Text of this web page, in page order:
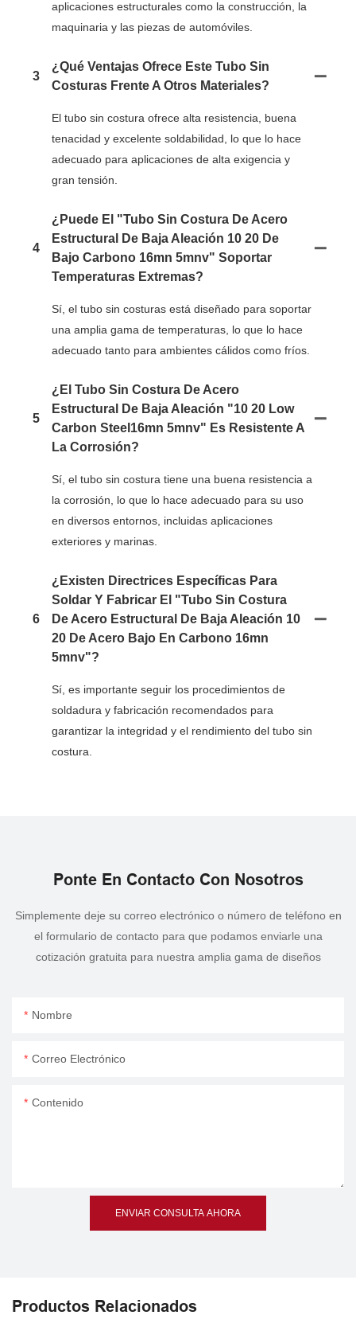
aplicaciones estructurales como la construcción, la
maquinaria y las piezas de automóviles.
3
¿Qué Ventajas Ofrece Este Tubo Sin
Costuras Frente A Otros Materiales?
El tubo sin costura ofrece alta resistencia, buena
tenacidad y excelente soldabilidad, lo que lo hace
adecuado para aplicaciones de alta exigencia y
gran tensión.
4
¿Puede El "Tubo Sin Costura De Acero
Estructural De Baja Aleación 10 20 De
Bajo Carbono 16mn 5mnv" Soportar
Temperaturas Extremas?
Sí, el tubo sin costuras está diseñado para soportar
una amplia gama de temperaturas, lo que lo hace
adecuado tanto para ambientes cálidos como fríos.
5
¿El Tubo Sin Costura De Acero
Estructural De Baja Aleación "10 20 Low
Carbon Steel16mn 5mnv" Es Resistente A
La Corrosión?
Sí, el tubo sin costura tiene una buena resistencia a
la corrosión, lo que lo hace adecuado para su uso
en diversos entornos, incluidas aplicaciones
exteriores y marinas.
6
¿Existen Directrices Específicas Para
Soldar Y Fabricar El "Tubo Sin Costura
De Acero Estructural De Baja Aleación 10
20 De Acero Bajo En Carbono 16mn
5mnv"?
Sí, es importante seguir los procedimientos de
soldadura y fabricación recomendados para
garantizar la integridad y el rendimiento del tubo sin
costura.
Ponte En Contacto Con Nosotros
Simplemente deje su correo electrónico o número de teléfono en
el formulario de contacto para que podamos enviarle una
cotización gratuita para nuestra amplia gama de diseños
Nombre
Correo Electrónico
Contenido
ENVIAR CONSULTA AHORA
Productos Relacionados